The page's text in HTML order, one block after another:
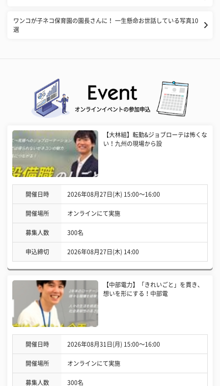
ワンコが子ネコ保育園の園長さんに！ 一生懸命お世話している写真10
選
オンラインイベントの参加申込
【大林組】転勤&ジョブローテは怖くな
い！九州の現場から設
開催日時 2026年08月27日(木) 15:00〜16:00
開催場所 オンラインにて実施
募集人数 300名
申込締切 2026年08月27日(木) 14:00
【中部電力】「きれいごと」を貫き、
想いを形にする！中部電
開催日時 2026年08月31日(月) 15:00〜16:00
開催場所 オンラインにて実施
募集人数 300名